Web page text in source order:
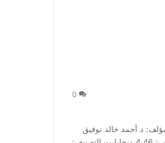
0
د أحمد خالد توفيق